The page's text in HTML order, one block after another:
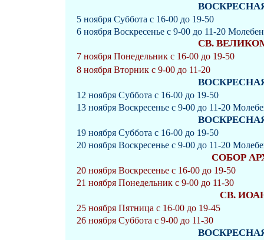
5 ноября Суббота с 16-00 до 19-50
6 ноября Воскресенье с 9-00 до 11-20
СВ.
7 ноября Понедельник с 16-00 до 19-50
8 ноября Вторник с 9-00 до 11-20
12 ноября Суббота с 16-00 до 19-50
13 ноября Воскресенье с 9-00 до 11-20
19 ноября Суббота с 16-00 до 19-50
20 ноября Воскресенье с 9-00 до 11-20
СОБОР
20 ноября Воскресенье с 16-00 до 19-50
21 ноября Понедельник с 9-00 до 11-30
СВ.
25 ноября Пятница с 16-00 до 19-45
26 ноября Суббота с 9-00 до 11-30